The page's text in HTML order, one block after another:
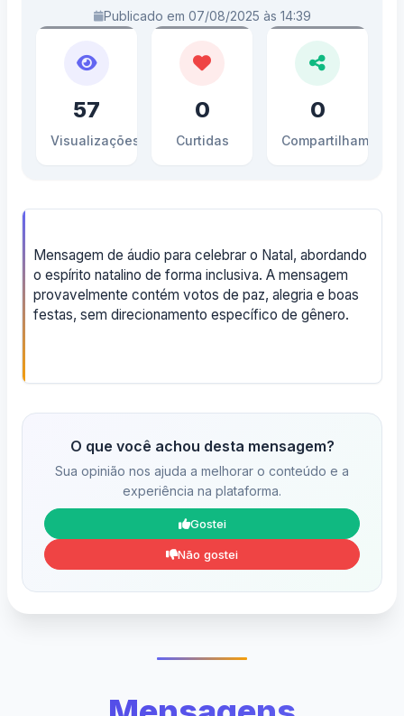
Publicado em 07/08/2025 às 14:39
57
Visualizações
0
Curtidas
0
Compartilhamentos
Mensagem de áudio para celebrar o Natal, abordando
o espírito natalino de forma inclusiva. A mensagem
provavelmente contém votos de paz, alegria e boas
festas, sem direcionamento específico de gênero.
O que você achou desta mensagem?
Sua opinião nos ajuda a melhorar o conteúdo e a
experiência na plataforma.
Gostei
Não gostei